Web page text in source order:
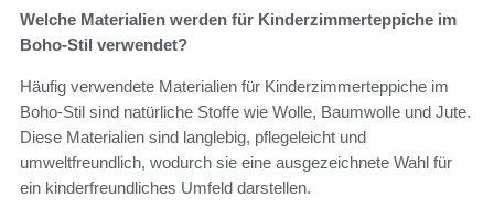
Welche Materialien werden für Kinderzimmerteppiche im
Boho-Stil verwendet?
Häufig verwendete Materialien für Kinderzimmerteppiche im
Boho-Stil sind natürliche Stoffe wie Wolle, Baumwolle und Jute.
Diese Materialien sind langlebig, pflegeleicht und
umweltfreundlich, wodurch sie eine ausgezeichnete Wahl für
ein kinderfreundliches Umfeld darstellen.